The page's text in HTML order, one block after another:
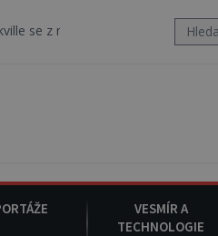
podivná rosolovitá látka
VESMÍR A
TECHNOLOGIE